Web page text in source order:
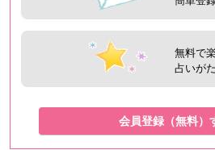
無料で
占いが
会員登録（無料）